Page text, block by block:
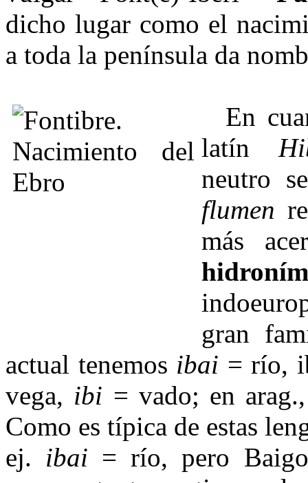
dicho lugar como el
a toda la península da
En
latín
neutro
flumen
más
gran
actual tenemos ibai = río,
vega, ibi = vado; en
Como es típica de estas
ej. ibai = río, pero